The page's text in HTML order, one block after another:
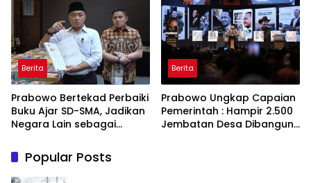
Berita
Prabowo Bertekad Perbaiki
Buku Ajar SD-SMA, Jadikan
Negara Lain sebagai
Berita
Prabowo Ungkap Capaian
Pemerintah : Hampir 2.500
Jembatan Desa Dibangun,
Popular Posts